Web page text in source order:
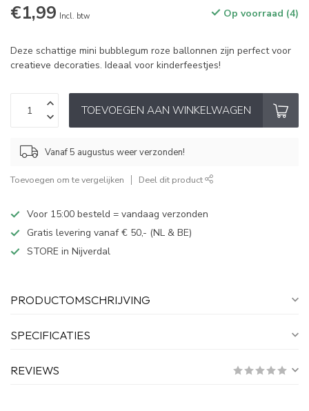
€1,99 Incl. btw Op voorraad (4)
Deze schattige mini bubblegum roze ballonnen zijn perfect voor
creatieve decoraties. Ideaal voor kinderfeestjes!
TOEVOEGEN AAN WINKELWAGEN
Vanaf 5 augustus weer verzonden!
Toevoegen om te vergelijken Deel dit product
Voor 15:00 besteld = vandaag verzonden
Gratis levering vanaf € 50,- (NL & BE)
STORE in Nijverdal
PRODUCTOMSCHRIJVING
SPECIFICATIES
REVIEWS